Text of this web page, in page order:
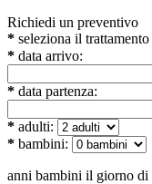
Richiedi un preventivo
* seleziona il trattamento
* data arrivo:
* data partenza:
* adulti:
* bambini:
anni bambini il giorno di